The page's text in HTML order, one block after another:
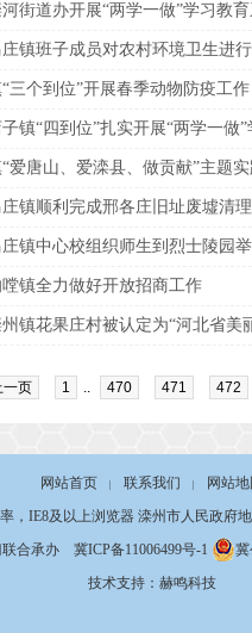
街道办开展“两学一做”学习教
镇班子成员对农村环境卫生进
三个到位”开展春季动物防疫工作
镇“四到位”扎实开展“两学一做”
爱唐山、爱滦县、做贡献”主题
镇顺利完成邢各庄旧址废墟清
镇中心校组织师生到烈士陵园
镇全力做好开放招商工作
镇花果庄村被认定为“河北省美
一页 1 .. 470 471 472
网站首页 联系我们
网站地
，IE8及以上浏览器 滦州市人民政府
联合承办 冀ICP备11006499号-1 冀
技术支持：赫鸣科技